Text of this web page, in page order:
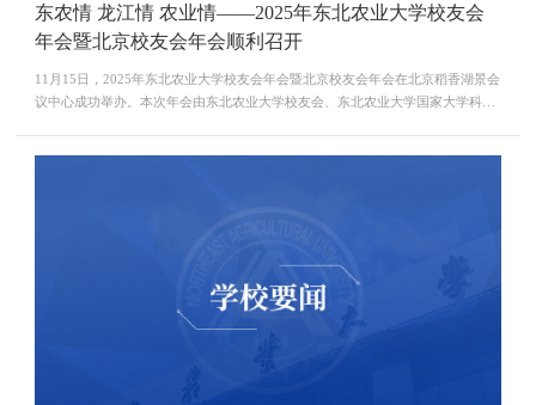
东农情 龙江情 农业情——2025年东北农业大学校友会
年会暨北京校友会年会顺利召开
11月15日，2025年东北农业大学校友会年会暨北京校友会年会在北京稻香湖景会
议中心成功举办。本次年会由东北农业大学校友会、东北农业大学国家大学科技